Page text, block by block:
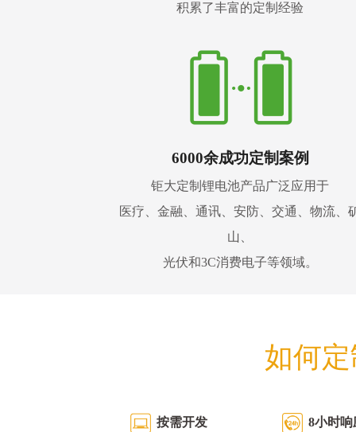
积累了丰富的定制经验
6000余成功定制案例
钜大定制锂电池产品广泛应用于
医疗、金融、通讯、安防、交通、物流、
山、
光伏和3C消费电子等领域。
如何
按需开发 8小时响